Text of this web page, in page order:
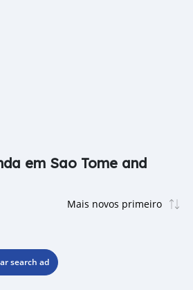
em Sao Tome and
search ad